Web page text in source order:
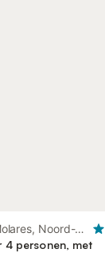
Noord-
4 personen, met